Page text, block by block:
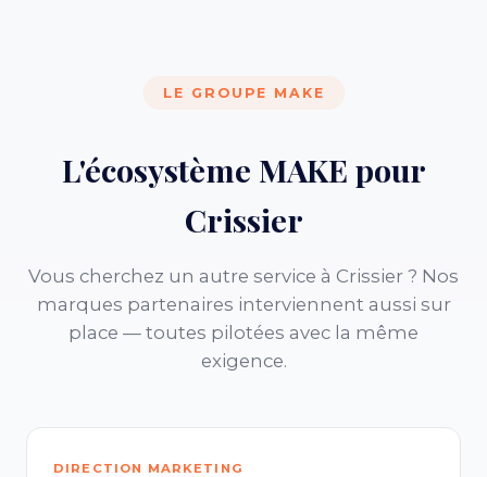
LE GROUPE MAKE
L'écosystème MAKE pour
Crissier
Vous cherchez un autre service à Crissier ? Nos
marques partenaires interviennent aussi sur
place — toutes pilotées avec la même
exigence.
DIRECTION MARKETING